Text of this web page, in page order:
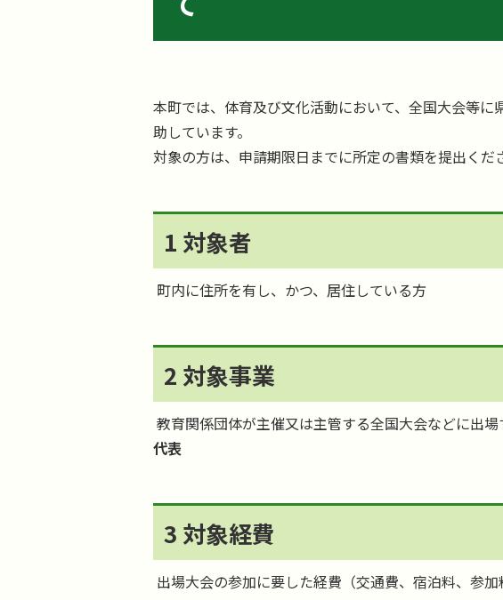
本町では、体育及び文化活動において、全国大会等
助しています。
対象の方は、申請期限日までに所定の書類を提出くだ
1 対象者
町内に住所を有し、かつ、居住している方
2 対象事業
教育関係団体が主催又は主管する全国大会などに出
代表
3 対象経費
出場大会の参加に要した経費（交通費、宿泊料、参加